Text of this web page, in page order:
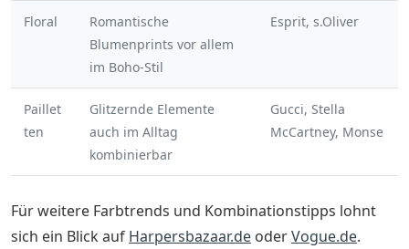
Floral
Romantische
Blumenprints vor allem
im Boho-Stil
Esprit, s.Oliver
Paillet
ten
Glitzernde Elemente
auch im Alltag
kombinierbar
Gucci, Stella
McCartney, Monse
Für weitere Farbtrends und Kombinationstipps lohnt
sich ein Blick auf Harpersbazaar.de oderVogue.de.